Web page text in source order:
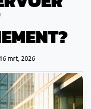
16 mrt, 2026